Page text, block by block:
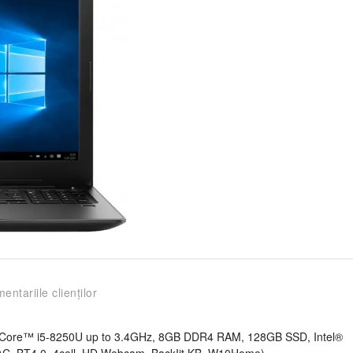
clienților
i5-8250U up to 3.4GHz, 8GB DDR4 RAM, 128GB SSD, Intel®